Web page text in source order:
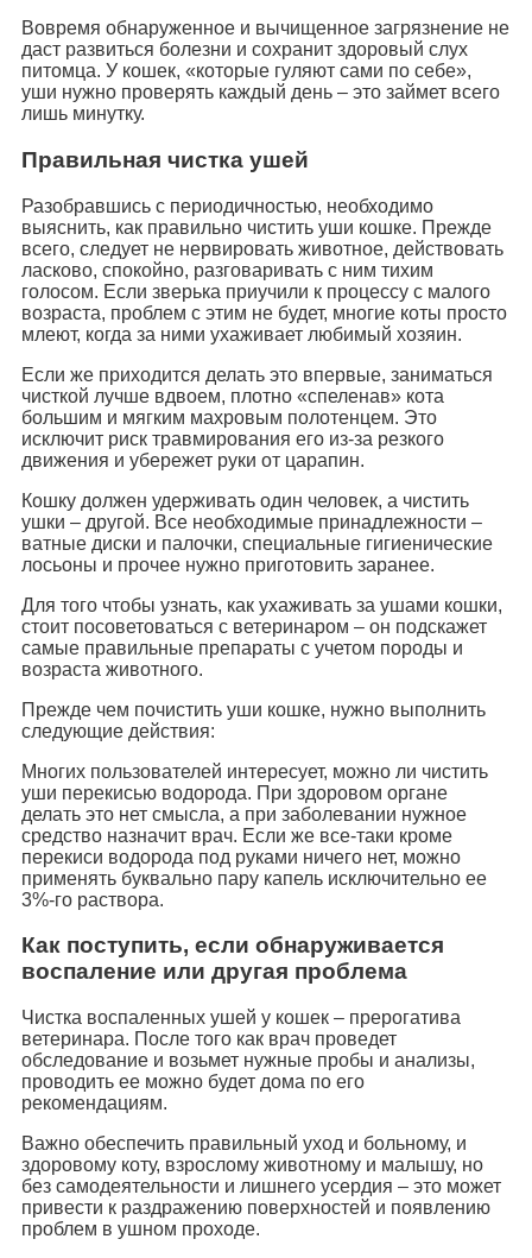
Вовремя обнаруженное и вычищенное загрязнение не
даст развиться болезни и сохранит здоровый слух
питомца. У кошек, «которые гуляют сами по себе»,
уши нужно проверять каждый день – это займет всего
лишь минутку.
Правильная чистка ушей
Разобравшись с периодичностью, необходимо
выяснить, как правильно чистить уши кошке. Прежде
всего, следует не нервировать животное, действовать
ласково, спокойно, разговаривать с ним тихим
голосом. Если зверька приучили к процессу с малого
возраста, проблем с этим не будет, многие коты просто
млеют, когда за ними ухаживает любимый хозяин.
Если же приходится делать это впервые, заниматься
чисткой лучше вдвоем, плотно «спеленав» кота
большим и мягким махровым полотенцем. Это
исключит риск травмирования его из-за резкого
движения и убережет руки от царапин.
Кошку должен удерживать один человек, а чистить
ушки – другой. Все необходимые принадлежности –
ватные диски и палочки, специальные гигиенические
лосьоны и прочее нужно приготовить заранее.
Для того чтобы узнать, как ухаживать за ушами кошки,
стоит посоветоваться с ветеринаром – он подскажет
самые правильные препараты с учетом породы и
возраста животного.
Прежде чем почистить уши кошке, нужно выполнить
следующие действия:
Многих пользователей интересует, можно ли чистить
уши перекисью водорода. При здоровом органе
делать это нет смысла, а при заболевании нужное
средство назначит врач. Если же все-таки кроме
перекиси водорода под руками ничего нет, можно
применять буквально пару капель исключительно ее
3%-го раствора.
Как поступить, если обнаруживается
воспаление или другая проблема
Чистка воспаленных ушей у кошек – прерогатива
ветеринара. После того как врач проведет
обследование и возьмет нужные пробы и анализы,
проводить ее можно будет дома по его
рекомендациям.
Важно обеспечить правильный уход и больному, и
здоровому коту, взрослому животному и малышу, но
без самодеятельности и лишнего усердия – это может
привести к раздражению поверхностей и появлению
проблем в ушном проходе.